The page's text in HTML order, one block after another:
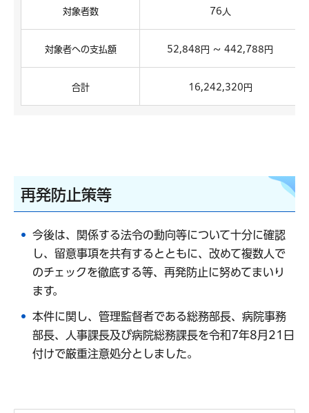
対象者数 76人
対象者への支払額 52,848円 ～ 442,788円
合計 16,242,320円
再発防止策等
今後は、関係する法令の動向等について十分に確認
し、留意事項を共有するとともに、改めて複数人で
のチェックを徹底する等、再発防止に努めてまいり
ます。
本件に関し、管理監督者である総務部長、病院事務
部長、人事課長及び病院総務課長を令和7年8月21日
付けで厳重注意処分としました。